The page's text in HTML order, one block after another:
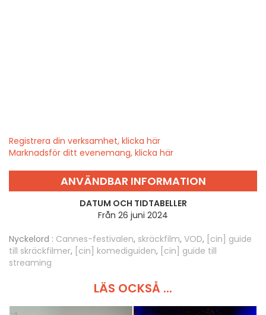
Registrera din verksamhet, klicka här
Marknadsför ditt evenemang, klicka här
ANVÄNDBAR INFORMATION
DATUM OCH TIDTABELLER
Från 26 juni 2024
Nyckelord : Cannes-festivalen, skräckfilm, VOD, [cin] guide
till skräckfilmer, [cin] komediguiden, [cin] guide till
streaming
LÄS OCKSÅ ...